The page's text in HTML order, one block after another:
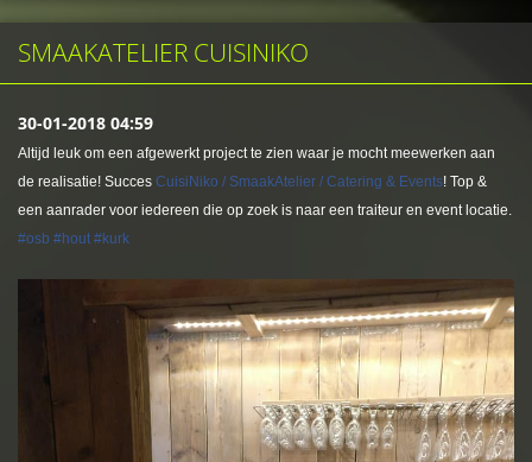
SMAAKATELIER CUISINIKO
30-01-2018 04:59
Altijd leuk om een afgewerkt project te zien waar je mocht meewerken aan
de realisatie! Succes CuisiNiko / SmaakAtelier / Catering & Events! Top &
een aanrader voor iedereen die op zoek is naar een traiteur en event locatie.
#osb #hout #kurk